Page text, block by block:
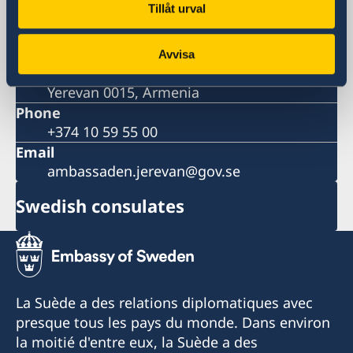
Tillåt urval
Avvisa
Visiting address
Yerevan Plaza Business Centre
9 Grigor Lusavorich Street
Yerevan 0015, Armenia
Phone
+374 10 59 55 00
Email
ambassaden.jerevan@gov.se
Swedish consulates
La Suède a des relations diplomatiques avec
presque tous les pays du monde. Dans environ
la moitié d'entre eux, la Suède a des